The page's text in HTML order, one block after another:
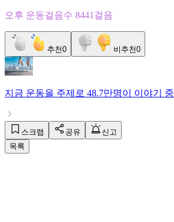
오후 운동걸음수 8441걸음
추천0 비추천0
지금 운동을 주제로 48.7만명이 이야기 중
스크랩 공유
신고
목록